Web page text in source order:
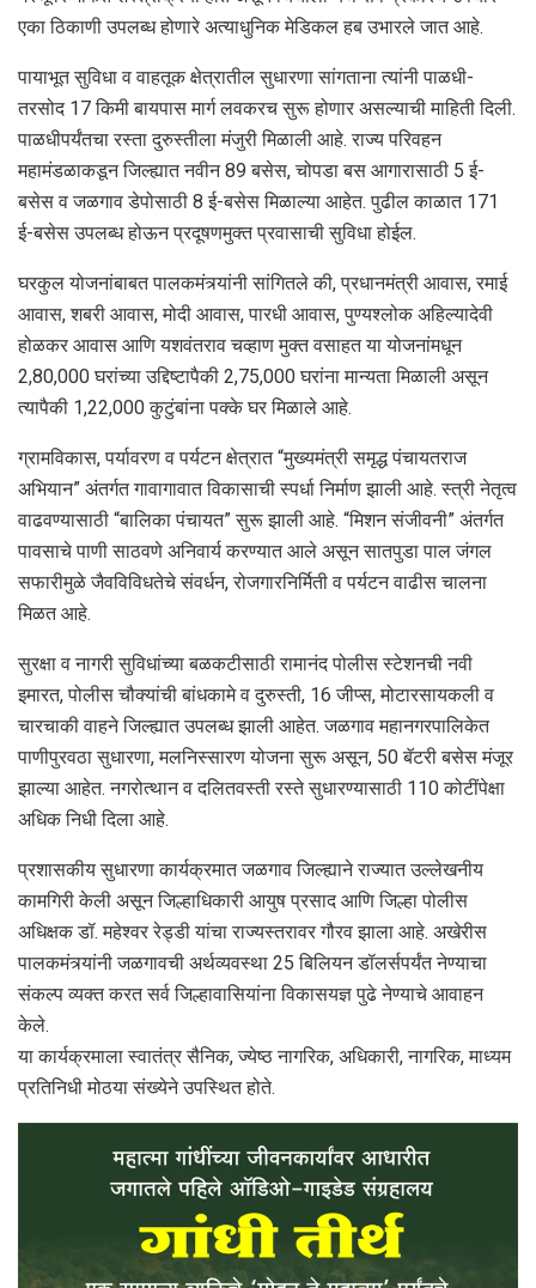
एका ठिकाणी उपलब्ध होणारे अत्याधुनिक मेडिकल हब उभारले जात आहे.
पायाभूत सुविधा व वाहतूक क्षेत्रातील सुधारणा सांगताना त्यांनी पाळधी-
तरसोद 17 किमी बायपास मार्ग लवकरच सुरू होणार असल्याची माहिती दिली.
पाळधीपर्यंतचा रस्ता दुरुस्तीला मंजुरी मिळाली आहे. राज्य परिवहन
महामंडळाकडून जिल्ह्यात नवीन 89 बसेस, चोपडा बस आगारासाठी 5 ई-
बसेस व जळगाव डेपोसाठी 8 ई-बसेस मिळाल्या आहेत. पुढील काळात 171
ई-बसेस उपलब्ध होऊन प्रदूषणमुक्त प्रवासाची सुविधा होईल.
घरकुल योजनांबाबत पालकमंत्र्यांनी सांगितले की, प्रधानमंत्री आवास, रमाई
आवास, शबरी आवास, मोदी आवास, पारधी आवास, पुण्यश्लोक अहिल्यादेवी
होळकर आवास आणि यशवंतराव चव्हाण मुक्त वसाहत या योजनांमधून
2,80,000 घरांच्या उद्दिष्टापैकी 2,75,000 घरांना मान्यता मिळाली असून
त्यापैकी 1,22,000 कुटुंबांना पक्के घर मिळाले आहे.
ग्रामविकास, पर्यावरण व पर्यटन क्षेत्रात “मुख्यमंत्री समृद्ध पंचायतराज
अभियान” अंतर्गत गावागावात विकासाची स्पर्धा निर्माण झाली आहे. स्त्री नेतृत्व
वाढवण्यासाठी “बालिका पंचायत” सुरू झाली आहे. “मिशन संजीवनी” अंतर्गत
पावसाचे पाणी साठवणे अनिवार्य करण्यात आले असून सातपुडा पाल जंगल
सफारीमुळे जैवविविधतेचे संवर्धन, रोजगारनिर्मिती व पर्यटन वाढीस चालना
मिळत आहे.
सुरक्षा व नागरी सुविधांच्या बळकटीसाठी रामानंद पोलीस स्टेशनची नवी
इमारत, पोलीस चौक्यांची बांधकामे व दुरुस्ती, 16 जीप्स, मोटारसायकली व
चारचाकी वाहने जिल्ह्यात उपलब्ध झाली आहेत. जळगाव महानगरपालिकेत
पाणीपुरवठा सुधारणा, मलनिस्सारण योजना सुरू असून, 50 बॅटरी बसेस मंजूर
झाल्या आहेत. नगरोत्थान व दलितवस्ती रस्ते सुधारण्यासाठी 110 कोटींपेक्षा
अधिक निधी दिला आहे.
प्रशासकीय सुधारणा कार्यक्रमात जळगाव जिल्ह्याने राज्यात उल्लेखनीय
कामगिरी केली असून जिल्हाधिकारी आयुष प्रसाद आणि जिल्हा पोलीस
अधिक्षक डॉ. महेश्वर रेड्डी यांचा राज्यस्तरावर गौरव झाला आहे. अखेरीस
पालकमंत्र्यांनी जळगावची अर्थव्यवस्था 25 बिलियन डॉलर्सपर्यंत नेण्याचा
संकल्प व्यक्त करत सर्व जिल्हावासियांना विकासयज्ञ पुढे नेण्याचे आवाहन
केले.
या कार्यक्रमाला स्वातंत्र सैनिक, ज्येष्ठ नागरिक, अधिकारी, नागरिक, माध्यम
प्रतिनिधी मोठया संख्येने उपस्थित होते.